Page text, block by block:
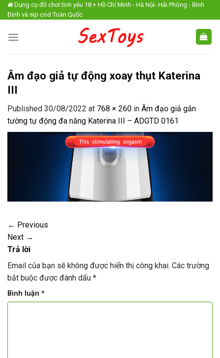
Skip
to
Dụng cụ đồ chơi tình yêu 18 + Hồ Chí Minh - Hà Nội- Hải Phòng - Bình
Định và sip cod Toàn Quốc
Âm đạo giả tự động xoay thụt Katerina
III
Published 30/08/2022 at 768 × 260 in Âm đạo giả gắn
tường tự động đa năng Katerina III – ADGTD 0161
← Previous
Next →
Trả lời
Email của bạn sẽ không được hiển thị công khai. Các trường
bắt buộc được đánh dấu *
Bình luận *